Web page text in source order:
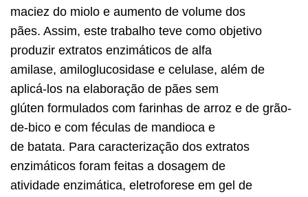
maciez do miolo e aumento de volume dos
pães. Assim, este trabalho teve como objetivo
produzir extratos enzimáticos de alfa
amilase, amiloglucosidase e celulase, além de
aplicá-los na elaboração de pães sem
glúten formulados com farinhas de arroz e de grão-
de-bico e com féculas de mandioca e
de batata. Para caracterização dos extratos
enzimáticos foram feitas a dosagem de
atividade enzimática, eletroforese em gel de